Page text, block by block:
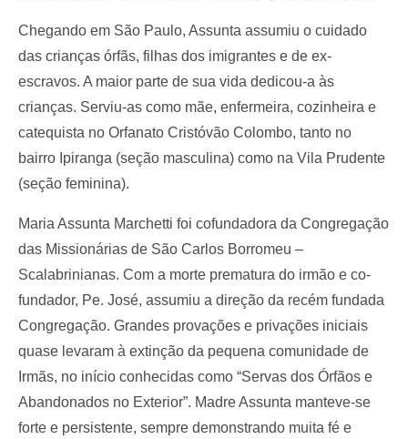
Chegando em São Paulo, Assunta assumiu o cuidado
das crianças órfãs, filhas dos imigrantes e de ex-
escravos. A maior parte de sua vida dedicou-a às
crianças. Serviu-as como mãe, enfermeira, cozinheira e
catequista no Orfanato Cristóvão Colombo, tanto no
bairro Ipiranga (seção masculina) como na Vila Prudente
(seção feminina).
Maria Assunta Marchetti foi cofundadora da Congregação
das Missionárias de São Carlos Borromeu –
Scalabrinianas. Com a morte prematura do irmão e co-
fundador, Pe. José, assumiu a direção da recém fundada
Congregação. Grandes provações e privações iniciais
quase levaram à extinção da pequena comunidade de
Irmãs, no início conhecidas como “Servas dos Órfãos e
Abandonados no Exterior”. Madre Assunta manteve-se
forte e persistente, sempre demonstrando muita fé e